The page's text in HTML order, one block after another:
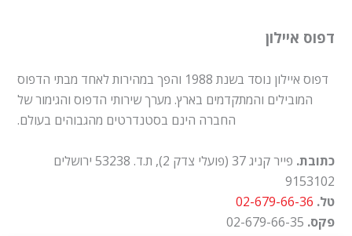
דפוס איילון
דפוס איילון נוסד בשנת 1988 והפך במהירות לאחד מבתי הדפוס
המובילים והמתקדמים בארץ. מערך שירותי הדפוס והגימור של
החברה הינם בסטנדרטים מהגבוהים בעולם.
כתובת.
פייר קניג 37 (פועלי צדק 2), ת.ד. 53238 ירושלים
9153102
טל. 02-679-66-36
פקס.